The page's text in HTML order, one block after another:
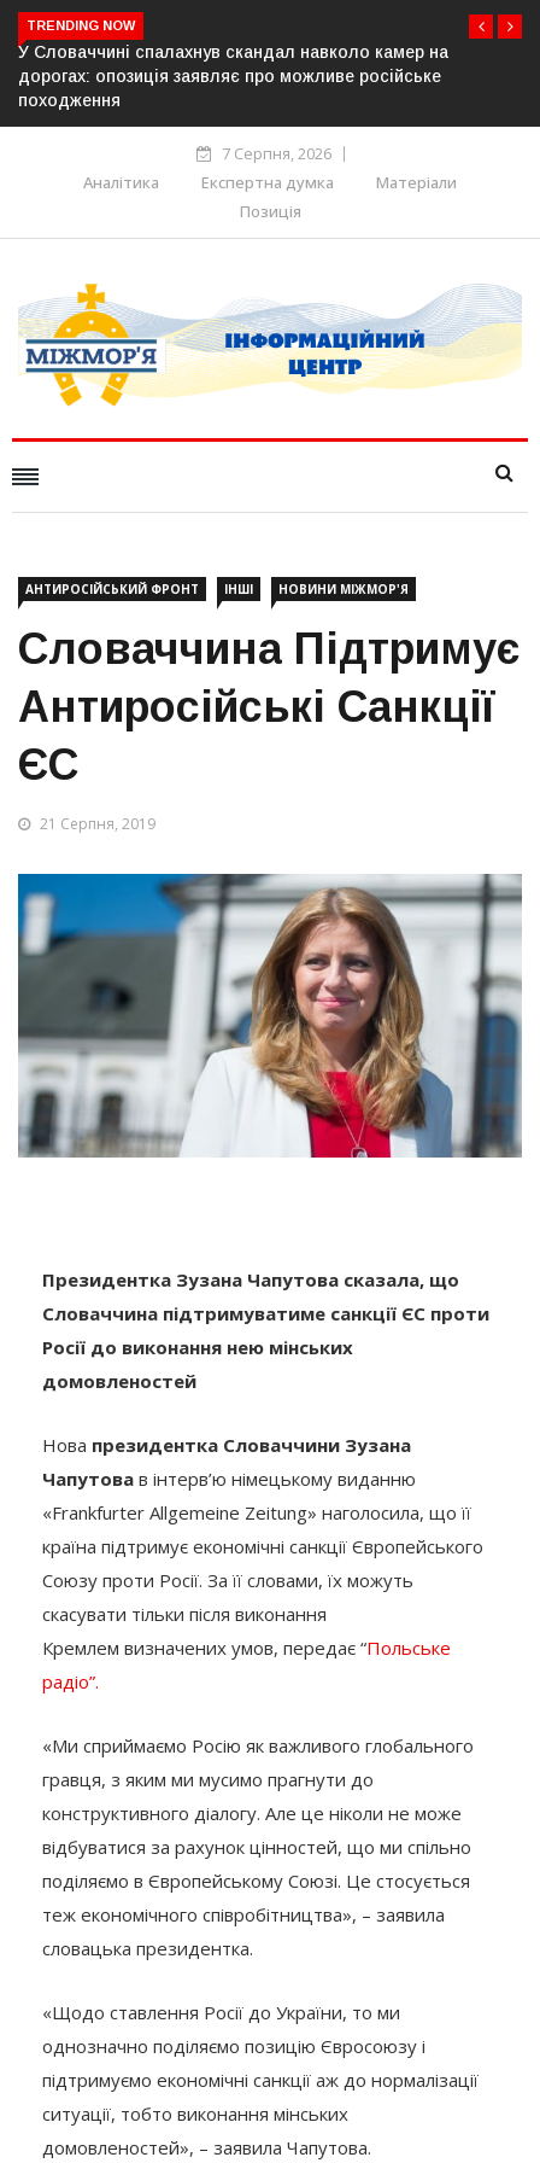
TRENDING NOW
на
У Молдові готують план дій на випадок
постачання газу до Придністров’я
7 Серпня, 2026
Аналітика
Експертна думка
Матеріали
Позиція
АНТИРОСІЙСЬКИЙ ФРОНТ ІНШІ НОВИНИ МІЖМОР'Я
Словаччина Підтримує
Антиросійські Санкції
ЄС
21 Серпня, 2019
Президентка Зузана Чапутова сказала, що
Словаччина підтримуватиме санкції ЄС проти
Росії до виконання нею мінських
домовленостей
Нова президентка Словаччини Зузана
Чапутова в інтерв’ю німецькому виданню
«Frankfurter Allgemeine Zeitung» наголосила, що її
країна підтримує економічні санкції Європейського
Союзу проти Росії. За її словами, їх можуть
скасувати тільки після виконання
Кремлем визначених умов, передає “Польське
радіо”.
«Ми сприймаємо Росію як важливого глобального
гравця, з яким ми мусимо прагнути до
конструктивного діалогу. Але це ніколи не може
відбуватися за рахунок цінностей, що ми спільно
поділяємо в Європейському Союзі. Це стосується
теж економічного співробітництва», – заявила
словацька президентка.
«Щодо ставлення Росії до України, то ми
однозначно поділяємо позицію Євросоюзу і
підтримуємо економічні санкції аж до нормалізації
ситуації, тобто виконання мінських
домовленостей», – заявила Чапутова.